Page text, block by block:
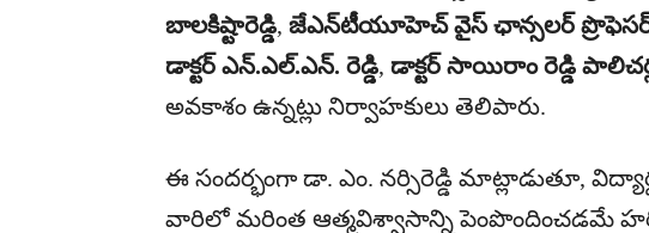
బాలకిష్టారెడ్డి, జేఎన్‌టీయూహెచ్ వైస్ ఛాన్సలర్ ప్రొఫెసర్
డాక్టర్ ఎన్.ఎల్.ఎన్. రెడ్డి, డాక్టర్ సాయిరాం రెడ్డి
అవకాశం ఉన్నట్లు నిర్వాహకులు తెలిపారు.
ఈ సందర్భంగా డా. ఎం. నర్సిరెడ్డి మాట్లాడుతూ,
వారిలో మరింత ఆత్మవిశ్వాసాన్ని పెంపొందించడమే హరి